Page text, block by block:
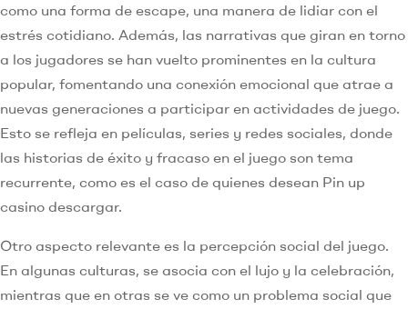
como una forma de escape, una manera de lidiar con el
estrés cotidiano. Además, las narrativas que giran en torno
a los jugadores se han vuelto prominentes en la cultura
popular, fomentando una conexión emocional que atrae a
nuevas generaciones a participar en actividades de juego.
Esto se refleja en películas, series y redes sociales, donde
las historias de éxito y fracaso en el juego son tema
recurrente, como es el caso de quienes desean Pin up
casino descargar.
Otro aspecto relevante es la percepción social del juego.
En algunas culturas, se asocia con el lujo y la celebración,
mientras que en otras se ve como un problema social que